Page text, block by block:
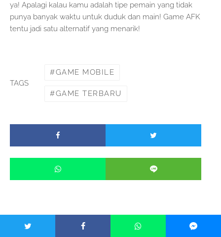
ya! Apalagi kalau kamu adalah tipe pemain yang tidak
punya banyak waktu untuk duduk dan main! Game AFK
tentu jadi satu alternatif yang menarik!
TAGS
GAME MOBILE
GAME TERBARU